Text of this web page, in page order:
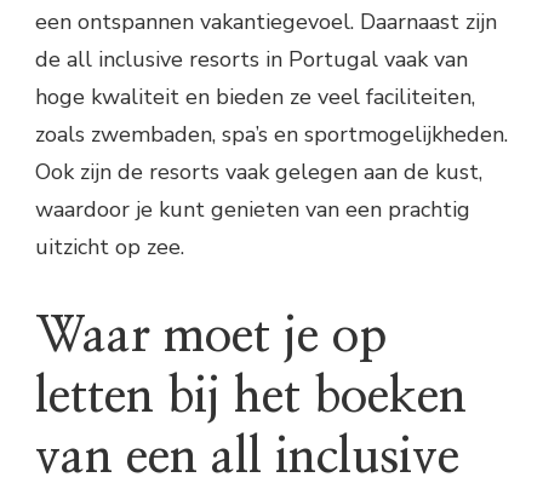
een ontspannen vakantiegevoel. Daarnaast zijn
de all inclusive resorts in Portugal vaak van
hoge kwaliteit en bieden ze veel faciliteiten,
zoals zwembaden, spa’s en sportmogelijkheden.
Ook zijn de resorts vaak gelegen aan de kust,
waardoor je kunt genieten van een prachtig
uitzicht op zee.
Waar moet je op
letten bij het boeken
van een all inclusive